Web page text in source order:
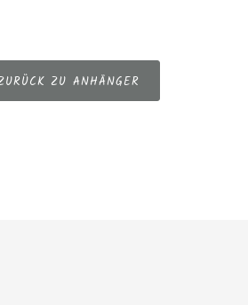
ZU ANHÄNGER